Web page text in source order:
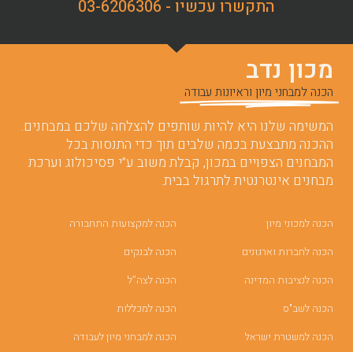
התקשרו עכשיו - 03-6206306
מכון נדב
הכנה למבחני מיון וראיונות עבודה
המשימה שלנו היא להיות שותפים להצלחה שלכם במבחנים.
ההכנה מתבצעת בכמה שלבים תוך כדי התנסות בכל
המבחנים הצפויים במכון, קבלת משוב ע”י פסיכולוג וערכת
מבחנים אינטרנטית לתרגול בבית.
הכנה למכוני מיון
הכנה לחברות וארגונים
הכנה לנציבות המדינה
הכנה לשב"ס
הכנה למשטרת ישראל
הכנה למקצועות התחבורה
הכנה לבנקים
הכנה לצה”ל
הכנה למכללות
הכנה למבחני מיון לעבודה